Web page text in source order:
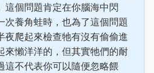
這個問題肯定在你腦海中閃
次養角蛙時，也為了這個問題
夜爬起來檢查牠有沒有偷偷進
來懶洋洋的，但其實牠們的耐
這不代表你可以隨便忽略餵